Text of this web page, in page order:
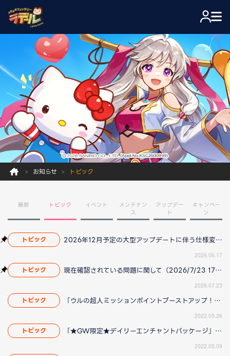
お知らせ トピック
最新 トピック イベント
メンテナン
ス
アップデー
ト
キャンペー
ン
トピック 2026年12月予定の大型アップデートに伴う仕様変更のお知らせ
2026.06.17
トピック 現在確認されている問題に関して（2026/7/23 17:00更新）
2026.07.23
トピック 「ウルの超人ミッションポイントブーストアップ！」につきまして「ウルの超人ミッションポイントブーストアップ！」につきまして（2022/05/27 13:30更新）
2022.05.26
トピック 「★GW限定★デイリーエンチャントパッケージ」につきまして
2022.05.09